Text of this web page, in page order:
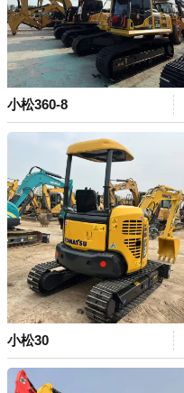
小松360-8
小松30